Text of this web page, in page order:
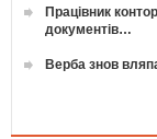
Працівник
документів…
Верба знов